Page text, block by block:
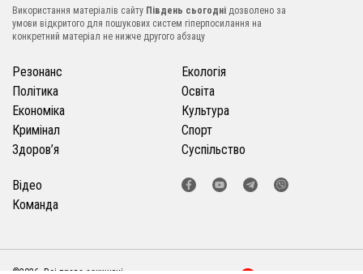
Використання матеріалів сайту Південь сьогодні дозволено за
умови відкритого для пошукових систем гіперпосилання на
конкретний матеріал не нижче другого абзацу
Резонанс
Політика
Економіка
Кримінал
Здоров’я
Екологія
Освіта
Культура
Спорт
Суспільство
Відео
Команда